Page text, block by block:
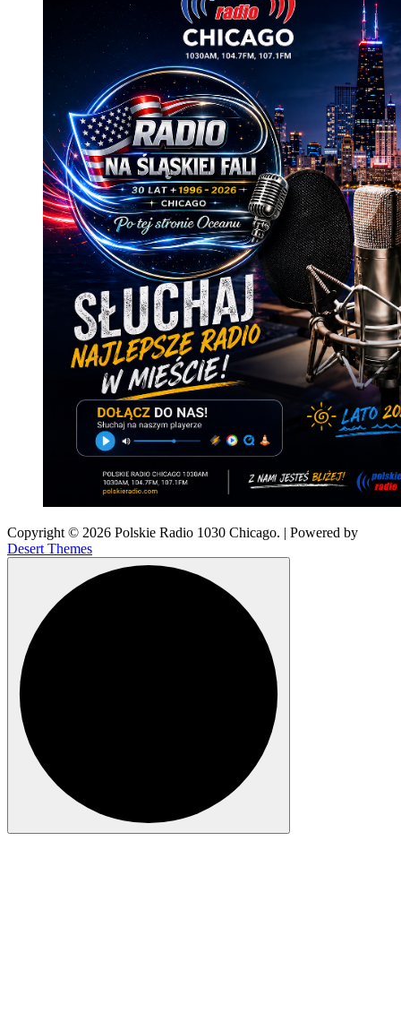
Copyright © 2026 Polskie Radio 1030 Chicago. | Powered by
Desert Themes